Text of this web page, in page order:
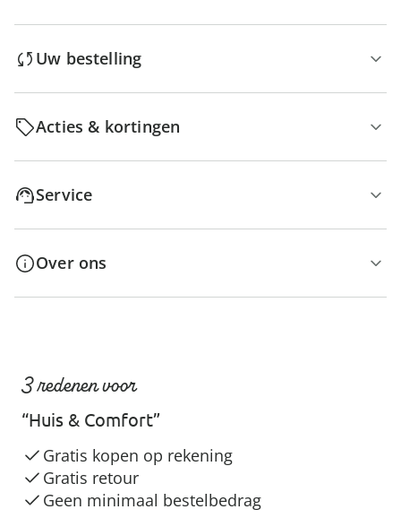
Uw bestelling
Acties & kortingen
Service
Over ons
3 redenen voor
“Huis & Comfort”
Gratis kopen op rekening
Gratis retour
Geen minimaal bestelbedrag